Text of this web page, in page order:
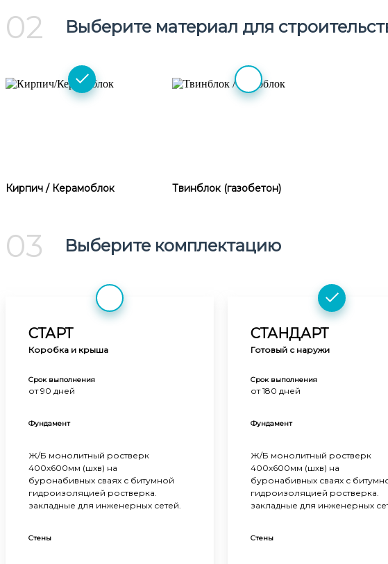
02 Выберите материал для
Кирпич / Керамоблок Твинблок (газобетон)
03 Выберите комплектацию
СТАРТ
Коробка и крыша
Срок выполнения
от 90 дней
Фундамент
Ж/Б монолитный ростверк
400х600мм (шхв) на
буронабивных сваях с битумной
гидроизоляцией ростверка.
закладные для инженерных сетей.
Стены
СТАНДАРТ
Готовый с наружи
Срок выполнения
от 180 дней
Фундамент
Ж/Б монолитный ростверк
400х600мм (шхв) на
буронабивных сваях с
гидроизоляцией ростверка.
закладные для инженерных
Стены